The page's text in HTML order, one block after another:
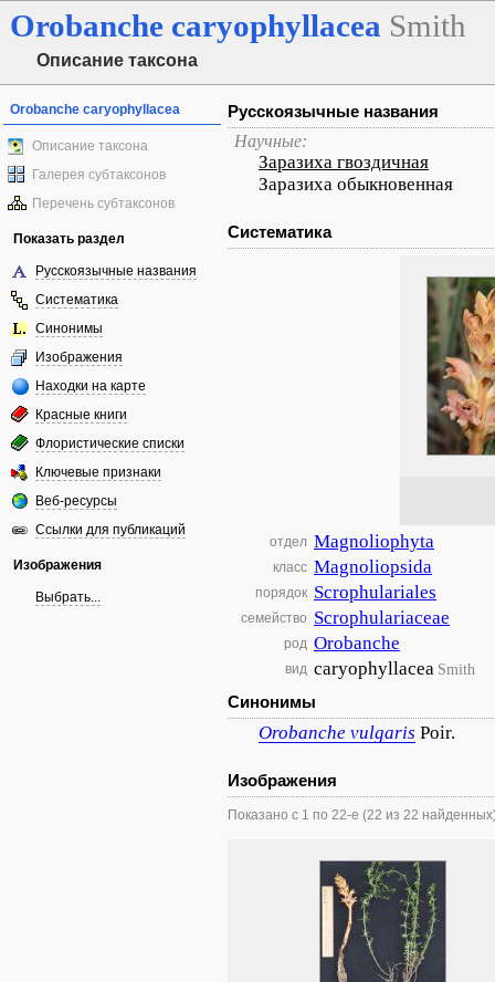
Orobanche caryophyllacea Smith
Описание таксона
Orobanche caryophyllacea
Описание таксона
Галерея субтаксонов
Перечень субтаксонов
Показать раздел
Русскоязычные названия
Систематика
Синонимы
Изображения
Находки на карте
Красные книги
Флористические списки
Ключевые признаки
Веб-ресурсы
Ссылки для публикаций
Изображения
Выбрать...
Русскоязычные названия
Научные:
Заразиха гвоздичная
Заразиха обыкновенная
Систематика
отдел Magnoliophyta
класс Magnoliopsida
порядок Scrophulariales
семейство Scrophulariaceae
род Orobanche
вид caryophyllacea Smith
Синонимы
Orobanche vulgaris Poir.
Изображения
Показано с 1 по 22-е (22 из 22